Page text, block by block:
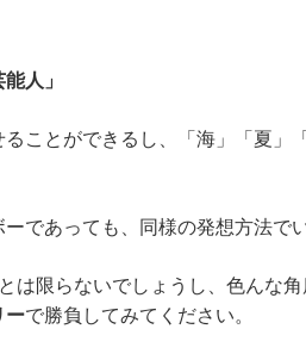
人」
ことができるし、「海」「夏
であっても、同様の発想方法で
は限らないでしょうし、色んな
ーで勝負してみてください。